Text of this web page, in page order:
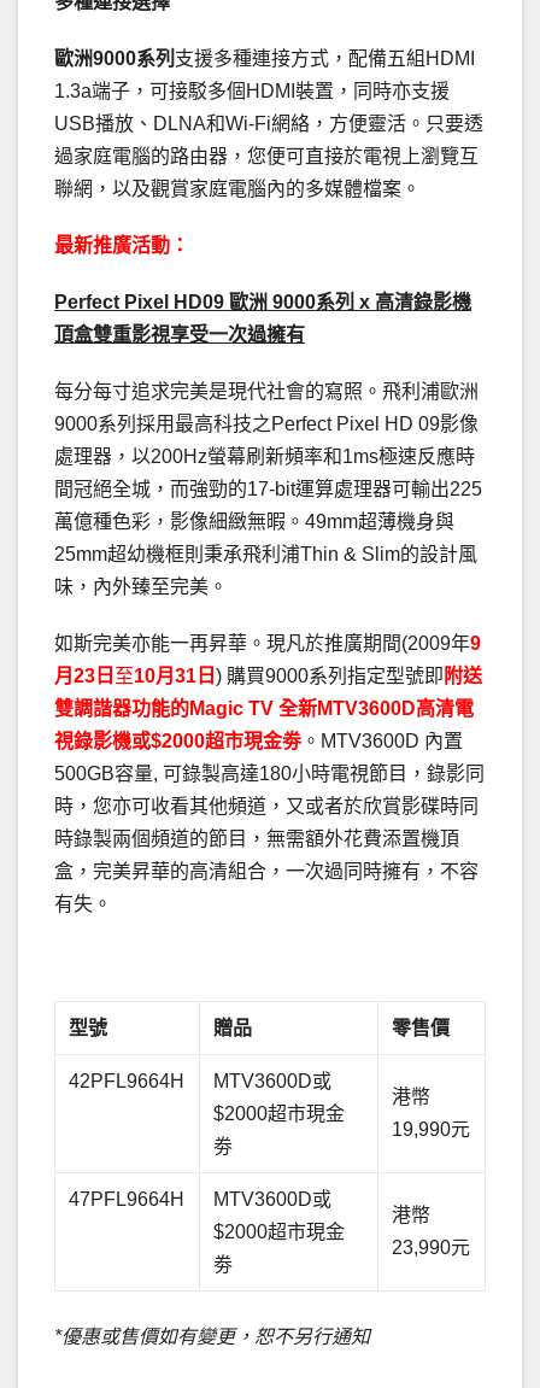
歐洲9000系列 支援多種連接方式，配備五組HDMI
1.3a端子，可接駁多個HDMI裝置，同時亦支援
USB播放、DLNA和Wi-Fi網絡，方便靈活。只要透
過家庭電腦的路由器，您便可直接於電視上瀏覽互
聯網，以及觀賞家庭電腦內的多媒體檔案。
最新推廣活動：
Perfect Pixel HD09 歐洲 9000系列 x 高清錄影機
頂盒雙重影視享受一次過擁有
每分每寸追求完美是現代社會的寫照。飛利浦歐洲
9000系列採用最高科技之Perfect Pixel HD 09影像
處理器，以200Hz螢幕刷新頻率和1ms極速反應時
間冠絕全城，而強勁的17-bit運算處理器可輸出225
萬億種色彩，影像細緻無暇。49mm超薄機身與
25mm超幼機框則秉承飛利浦Thin & Slim的設計風
味，內外臻至完美。
如斯完美亦能一再昇華。現凡於推廣期間(2009年9
月 23 日 至10月 31 日 ) 購買9000系列指定型號即 附送
雙調諧器功能的Magic TV 全新MTV3600D高清電
視錄影機或$2000超市現金劵。MTV3600D 內置
500GB容量, 可錄製高達180小時電視節目，錄影同
時，您亦可收看其他頻道，又或者於欣賞影碟時同
時錄製兩個頻道的節目，無需額外花費添置機頂
盒，完美昇華的高清組合，一次過同時擁有，不容
有失。
型號 贈品 零售價
42PFL9664H
MTV3600D或
$2000超市現金
劵
港幣
19,990元
47PFL9664H
MTV3600D或
$2000超市現金
劵
港幣
23,990元
*優惠或售價如有變更，恕不另行通知